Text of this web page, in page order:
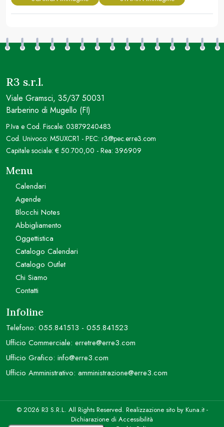
R3 s.r.l.
Viale Gramsci, 35/37 50031
Barberino di Mugello (FI)
P.Iva e Cod. Fiscale: 03879240483
Cod. Univoco: M5UXCR1 - PEC: r3@pec.erre3.com
Capitale sociale: € 50.700,00 - Rea: 396909
Menu
Calendari
Agende
Blocchi Notes
Abbigliamento
Oggettistica
Catalogo Calendari
Catalogo Outlet
Chi Siamo
Contatti
Infoline
Telefono: 055.841513 - 055.841523
Ufficio Commerciale: erretre@erre3.com
Ufficio Grafico: info@erre3.com
Ufficio Amministrativo: amministrazione@erre3.com
© 2026 R3 S.R.L. All Rights Reserved. Realizzazione sito by Kuna.it-
Dichiarazione di Accessibilità